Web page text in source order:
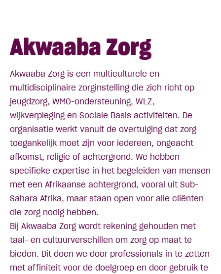
Akwaaba Zorg
Akwaaba Zorg is een multiculturele en
multidisciplinaire zorginstelling die zich richt op
jeugdzorg, WMO-ondersteuning, WLZ,
wijkverpleging en Sociale Basis activiteiten. De
organisatie werkt vanuit de overtuiging dat zorg
toegankelijk moet zijn voor iedereen, ongeacht
afkomst, religie of achtergrond. We hebben
specifieke expertise in het begeleiden van mensen
met een Afrikaanse achtergrond, vooral uit Sub-
Sahara Afrika, maar staan open voor alle cliënten
die zorg nodig hebben.
Bij Akwaaba Zorg wordt rekening gehouden met
taal- en cultuurverschillen om zorg op maat te
bieden. Dit doen we door professionals in te zetten
met affiniteit voor de doelgroep en door gebruik te